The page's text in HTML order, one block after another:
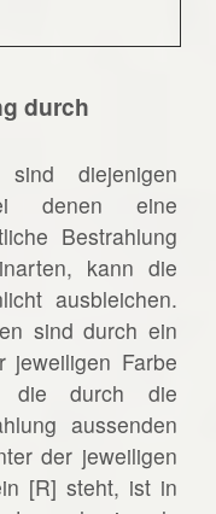
durch
diejenigen
denen eine
Bestrahlung
kann die
ausbleichen.
sind durch ein
jeweiligen Farbe
die durch die
aussenden
der jeweiligen
[R] steht, ist in